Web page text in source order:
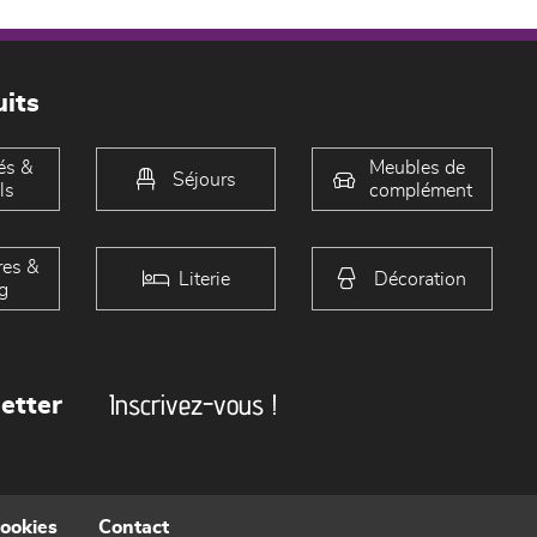
&
Séjours
Meubles de
complément
&
Literie Décoration
Inscrivez-vous !
Contact